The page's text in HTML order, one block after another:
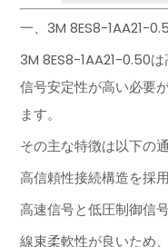
一、3M 8ES8-1AA21-
3M 8ES8-1AA21-0.50
信号安定性が高い必要
ます。
その主な特徴は以下の
高信頼性接続構造を採
高速信号と低圧制御信
線束柔軟性が良いため